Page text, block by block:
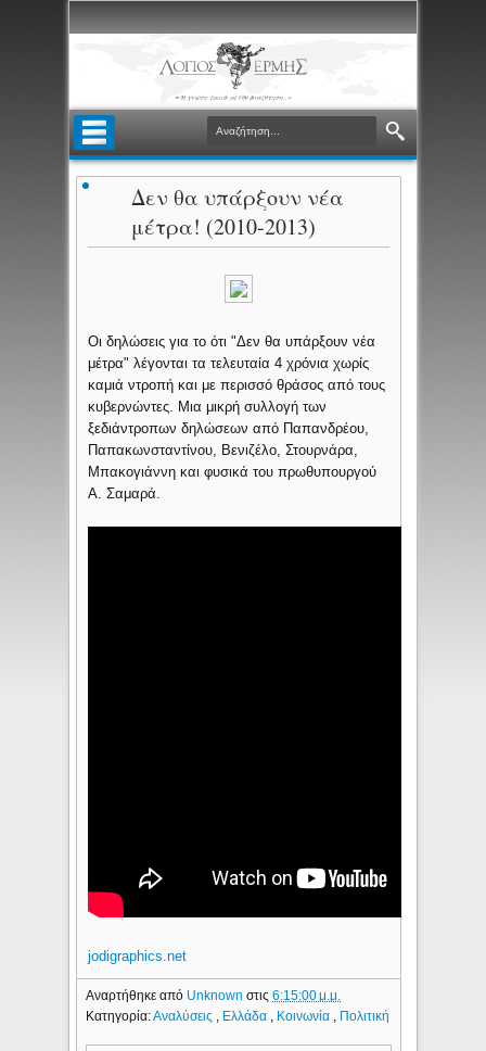
Δεν θα υπάρξουν νέα
μέτρα! (2010-2013)
Οι δηλώσεις για το ότι "Δεν θα υπάρξουν νέα
μέτρα" λέγονται τα τελευταία 4 χρόνια χωρίς
καμιά ντροπή και με περισσό θράσος από τους
κυβερνώντες. Μια μικρή συλλογή των
ξεδιάντροπων δηλώσεων από Παπανδρέου,
Παπακωνσταντίνου, Βενιζέλο, Στουρνάρα,
Μπακογιάννη και φυσικά του πρωθυπουργού
Α. Σαμαρά.
jodigraphics.net
Αναρτήθηκε από Unknownστις6:15:00 μ.μ.
Κατηγορία:Αναλύσεις Ελλάδα Κοινωνία Πολιτική